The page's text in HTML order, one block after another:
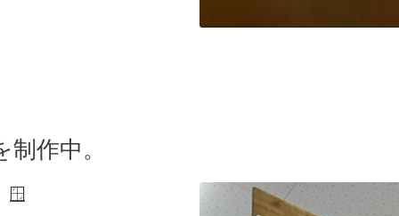
作中。
🪟